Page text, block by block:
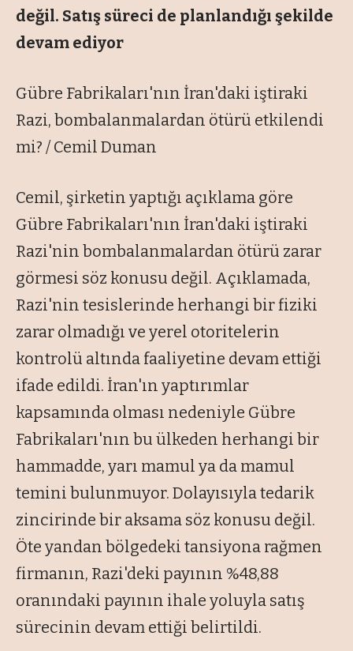
değil. Satış süreci de planlandığı şekilde
devam ediyor
Gübre Fabrikaları'nın İran'daki iştiraki
Razi, bombalanmalardan ötürü etkilendi
mi? / Cemil Duman
Cemil, şirketin yaptığı açıklama göre
Gübre Fabrikaları'nın İran'daki iştiraki
Razi'nin bombalanmalardan ötürü zarar
görmesi söz konusu değil. Açıklamada,
Razi'nin tesislerinde herhangi bir fiziki
zarar olmadığı ve yerel otoritelerin
kontrolü altında faaliyetine devam ettiği
ifade edildi. İran'ın yaptırımlar
kapsamında olması nedeniyle Gübre
Fabrikaları'nın bu ülkeden herhangi bir
hammadde, yarı mamul ya da mamul
temini bulunmuyor. Dolayısıyla tedarik
zincirinde bir aksama söz konusu değil.
Öte yandan bölgedeki tansiyona rağmen
firmanın, Razi'deki payının %48,88
oranındaki payının ihale yoluyla satış
sürecinin devam ettiği belirtildi.